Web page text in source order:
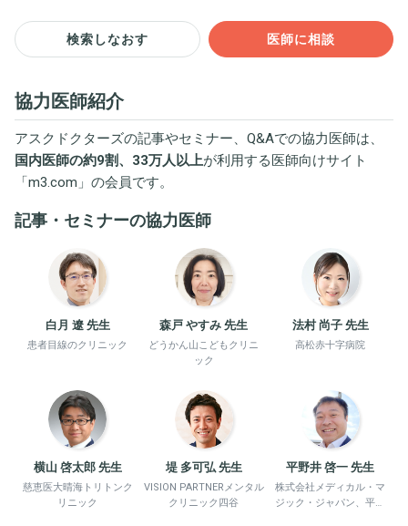
検索しなおす 医師に相談
協力医師紹介
アスクドクターズの記事やセミナー、Q&Aでの協力医師は、
国内医師の約9割、33万人以上が利用する医師向けサイト
「m3.com 」の会員です。
記事・セミナーの協力医師
白月 遼 先生
患者目線のクリニック
森戸 やすみ 先生
どうかん山こどもクリニ
ック
法村 尚子 先生
高松赤十字病院
横山 啓太郎 先生
慈恵医大晴海トリトンク
リニック
堤 多可弘 先生
VISION PARTNERメンタル
クリニック四谷
平野井 啓一 先生
株式会社メディカル・マ
ジック・ジャパン、平野